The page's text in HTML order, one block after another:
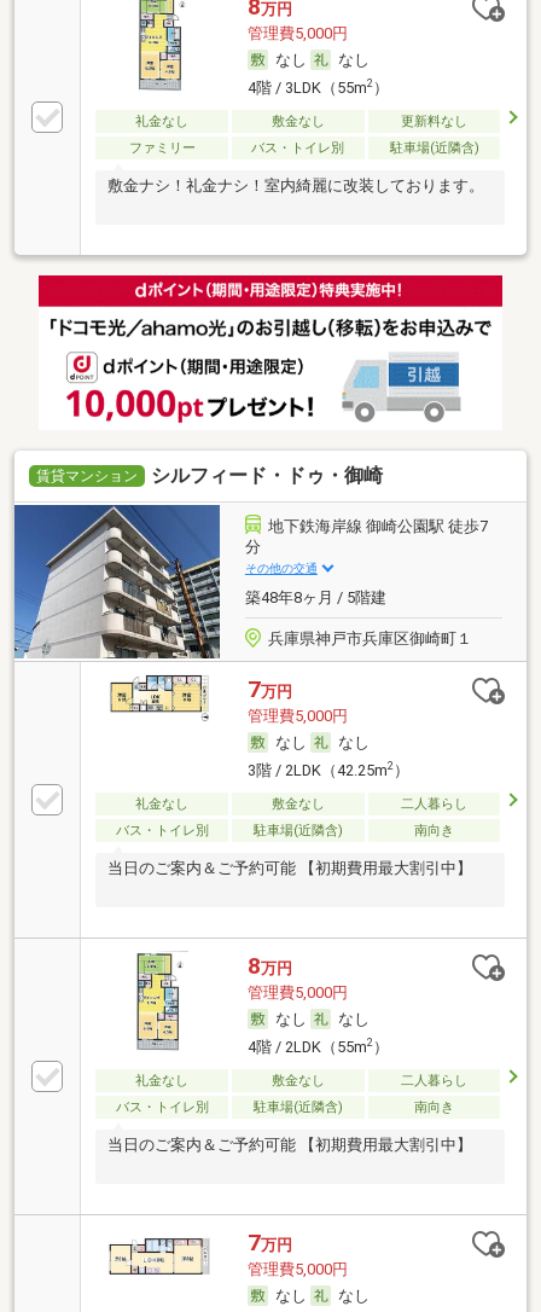
8万円
管理費5,000円
なし
なし
4階 / 3LDK（55m2）
礼金なし 敷金なし
更新料なし
ファミリー
バス・トイレ別 駐車場(近隣含)
敷金ナシ！礼金ナシ！室内綺麗に改装しております。
賃貸マンション シルフィード・ドゥ・御崎
地下鉄海岸線 御崎公園駅 徒歩7
分
その他の交通
築48年8ヶ月 / 5階建
兵庫県神戸市兵庫区御崎町１
7万円
管理費5,000円
なし
なし
3階 / 2LDK（42.25m2）
礼金なし 敷金なし
二人暮らし
バス・トイレ別
駐車場(近隣含) 南向き
当日のご案内＆ご予約可能 【初期費用最大割引中】
8万円
管理費5,000円
なし
なし
4階 / 2LDK（55m2）
礼金なし 敷金なし
二人暮らし
バス・トイレ別
駐車場(近隣含) 南向き
当日のご案内＆ご予約可能 【初期費用最大割引中】
7万円
管理費5,000円
なし
なし